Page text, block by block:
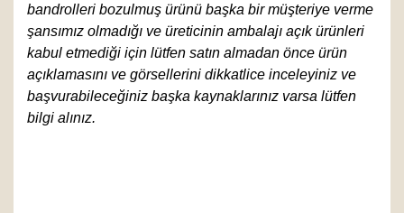
bandrolleri bozulmuş ürünü başka bir müşteriye verme
şansımız olmadığı ve üreticinin ambalajı açık ürünleri
kabul etmediği için lütfen satın almadan önce ürün
açıklamasını ve görsellerini dikkatlice inceleyiniz ve
başvurabileceğiniz başka kaynaklarınız varsa lütfen
bilgi alınız.